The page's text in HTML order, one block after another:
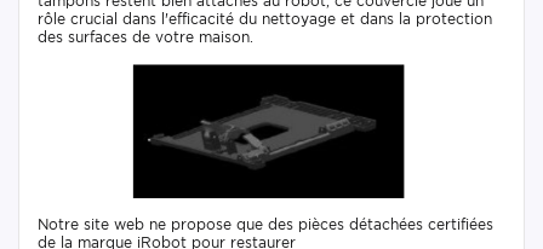
rôle crucial dans l'efficacité du nettoyage et dans la protection
des surfaces de votre maison.
Notre site web ne propose que des pièces détachées certifiées
de la marque iRobot pour restaurer